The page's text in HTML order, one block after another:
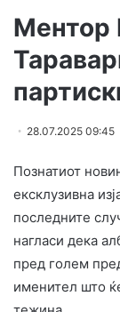
Ментор
28.07.2025 09:45
Познатиот
ексклузивна
последните
нагласи дека
пред голем
именител што